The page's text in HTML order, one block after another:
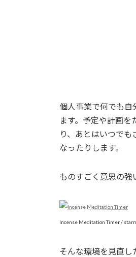
個人事業で何でも自
ます。予定や計画
り、あとはいつで
なったりします。
ものすごく意思の強
Incense Meditation Timer /
そんな環境を見直